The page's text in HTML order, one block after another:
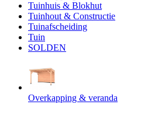
Tuinhuis & Blokhut
Tuinhout & Constructie
Tuinafscheiding
Tuin
SOLDEN
Overkapping & veranda